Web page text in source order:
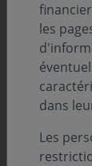
« Les
une
les
dans
Les